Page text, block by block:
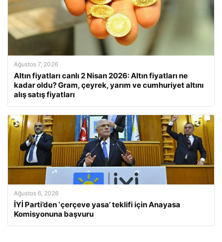
Ağustos 7, 2026
Altın fiyatları canlı 2 Nisan 2026: Altın fiyatları ne
kadar oldu? Gram, çeyrek, yarım ve cumhuriyet altını
alış satış fiyatları
Ağustos 6, 2026
İYİ Parti’den ‘çerçeve yasa’ teklifi için Anayasa
Komisyonuna başvuru